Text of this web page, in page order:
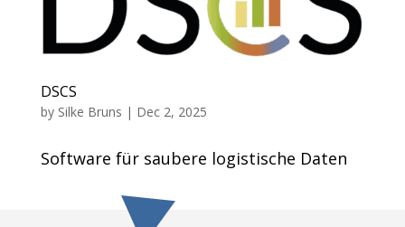
DSCS
by Silke Bruns | Dec 2, 2025
Software für saubere logistische Daten